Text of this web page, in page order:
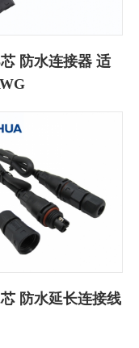
防水连接器 适
防水延长连接线